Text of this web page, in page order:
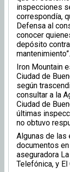
inspecciones
correspondía,
Defensa al
conocer
depósito
mantenimiento”.
Iron Mountain
Ciudad de
según
consultar a la
Ciudad de
últimas
no obtuvo
Algunas de las
documentos
aseguradora
Telefónica, y El